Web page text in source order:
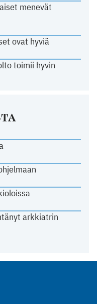
menevät
ovat hyviä
toimii hyvin
arkkiatrin